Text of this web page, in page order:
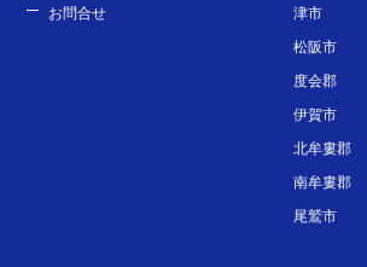
お問合せ
津市
松阪市
度会郡
伊賀市
北牟婁郡
南牟婁郡
尾鷲市